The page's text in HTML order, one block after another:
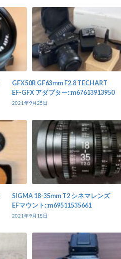
GFX50R GF63mm F2.8 TECHART
EF-GFX アダプター::m67613913950
2021年9月25日
SIGMA 18-35mm T2 シネマレンズ
EFマウント::m69511535661
2021年9月18日